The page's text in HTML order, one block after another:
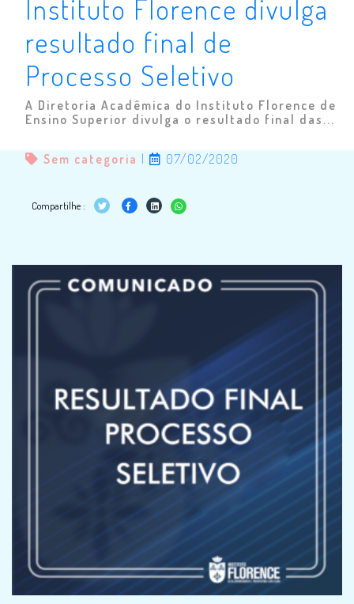
Instituto Florence divulga
resultado final de
Processo Seletivo
A Diretoria Acadêmica do Instituto Florence de
Ensino Superior divulga o resultado final das...
Sem categoria 07/02/2020
Compartilhe :